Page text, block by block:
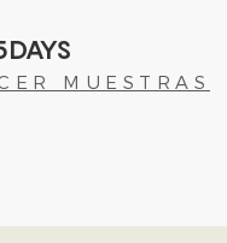
MUESTRAS